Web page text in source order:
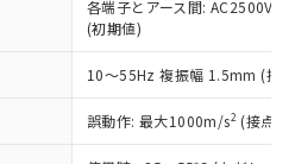
各端子とアース間: AC2500V
(初期値)
10～55Hz 複振幅 1.5mm (接
誤動作: 最大1000m/s2 (接点
況および標準価格はお客
、またはお客様担当のオ
器販売店・当社販売員に
機器販売店や当社販売拠
フタル酸ビス(2-エチルヘキシ
1000ppm以下、フタル酸ブチ
以下、フタル酸ジブチル
、フタル酸ジイソブチル
監視および制御機器に対する
物質については閾値を超える意
、 PBBs(ポリ臭化ビフェ
ポリ臭化ジフェニルエーテ
BBP(フタル酸ブチルベンジ
チルヘキシル)) : 1000ppm
物を破棄する場合は、完
手段を講じます。
品を、核兵器、ミサイ
、生物兵器またはその他
上の在庫あり
は満たないが在庫あり
(最新の在庫状況につ